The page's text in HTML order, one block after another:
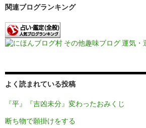
関連ブログランキング
よく読まれている投稿
『平』『吉凶未分』変わったおみくじ
断ち物で願掛けをする